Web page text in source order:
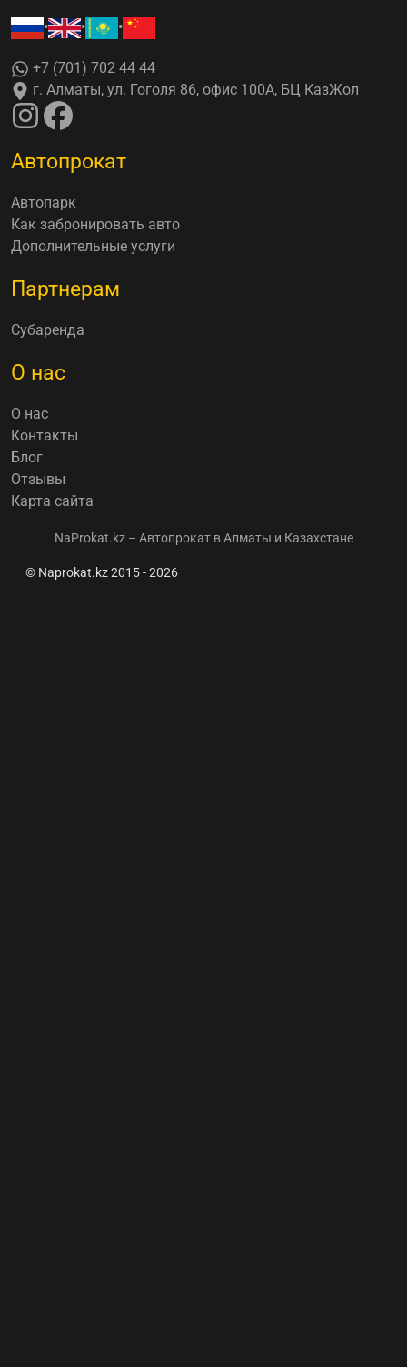
• • •
+7 (701) 702 44 44
г. Алматы, ул. Гоголя 86, офис 100А, БЦ КазЖол
Автопрокат
Автопарк
Как забронировать авто
Дополнительные услуги
Партнерам
Субаренда
О нас
О нас
Контакты
Блог
Отзывы
Карта сайта
NaProkat.kz – Автопрокат в Алматы и Казахстане
© Naprokat.kz 2015 - 2026